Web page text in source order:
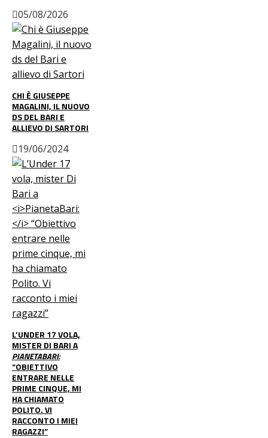
05/08/2026
CHI È GIUSEPPE
MAGALINI, IL NUOVO
DS DEL BARI E
ALLIEVO DI SARTORI
19/06/2024
L’UNDER 17 VOLA,
MISTER DI BARI A
PIANETABARI:
“OBIETTIVO
ENTRARE NELLE
PRIME CINQUE, MI
HA CHIAMATO
POLITO. VI
RACCONTO I MIEI
RAGAZZI”